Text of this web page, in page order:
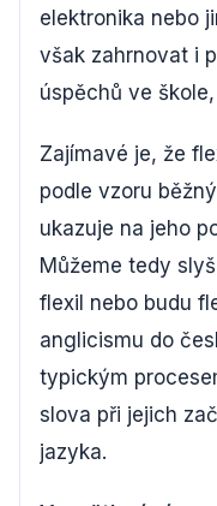
elektronika nebo
však zahrnovat i
úspěchů ve
Zajímavé je, že
podle vzoru
ukazuje na jeho
Můžeme tedy
flexil nebo budu
anglicismu do
typickým
slova při jejich
jazyka.